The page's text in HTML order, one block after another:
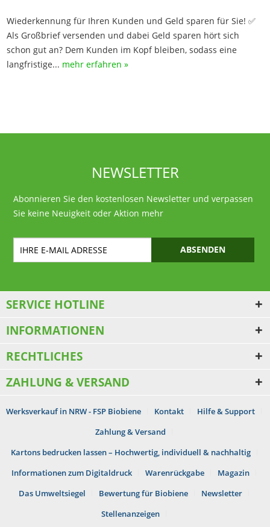
Wiederkennung für Ihren Kunden und Geld sparen für Sie! ✅
Als Großbrief versenden und dabei Geld sparen hört sich
schon gut an? Dem Kunden im Kopf bleiben, sodass eine
langfristige... mehr erfahren »
NEWSLETTER
Abonnieren Sie den kostenlosen Newsletter und verpassen
Sie keine Neuigkeit oder Aktion mehr
ABSENDEN
SERVICE HOTLINE
INFORMATIONEN
RECHTLICHES
ZAHLUNG & VERSAND
Werksverkauf in NRW - FSP Biobiene Kontakt
Hilfe & Support
Zahlung & Versand
Kartons bedrucken lassen – Hochwertig, individuell & nachhaltig
Informationen zum Digitaldruck
Warenrückgabe
Magazin
Das Umweltsiegel
Bewertung für Biobiene
Newsletter
Stellenanzeigen